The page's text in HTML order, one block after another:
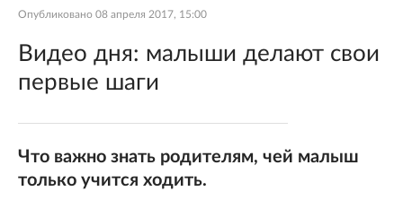
Опубликовано 08 апреля 2017, 15:00
Видео дня: малыши делают свои
первые шаги
Что важно знать родителям, чей малыш
только учится ходить.